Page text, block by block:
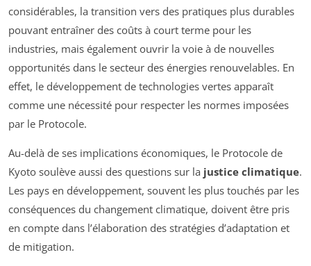
considérables, la transition vers des pratiques plus durables
pouvant entraîner des coûts à court terme pour les
industries, mais également ouvrir la voie à de nouvelles
opportunités dans le secteur des énergies renouvelables. En
effet, le développement de technologies vertes apparaît
comme une nécessité pour respecter les normes imposées
par le Protocole.
Au-delà de ses implications économiques, le Protocole de
Kyoto soulève aussi des questions sur la justice climatique.
Les pays en développement, souvent les plus touchés par les
conséquences du changement climatique, doivent être pris
en compte dans l’élaboration des stratégies d’adaptation et
de mitigation.